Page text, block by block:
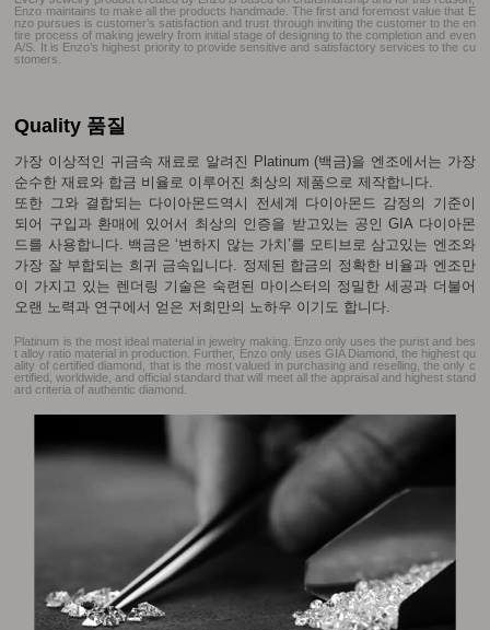
Enzo maintains to make all the products handmade. The first and foremost value that E
nzo pursues is customer’s satisfaction and trust through inviting the customer to the en
tire process of making jewelry from initial stage of designing to the completion and even
A/S. It is Enzo’s highest priority to provide sensitive and satisfactory services to the cu
stomers.
Quality 품질
가장 이상적인 귀금속 재료로 알려진 Platinum (백금)을 엔조에서는 가장
순수한 재료와 합금 비율로 이루어진 최상의 제품으로 제작합니다.
또한 그와 결합되는 다이아몬드역시 전세계 다이아몬드 감정의 기준이
되어 구입과 환매에 있어서 최상의 인증을 받고있는 공인 GIA 다이아몬
드를 사용합니다. 백금은 ‘변하지 않는 가치’를 모티브로 삼고있는 엔조와
가장 잘 부합되는 희귀 금속입니다. 정제된 합금의 정확한 비율과 엔조만
이 가지고 있는 렌더링 기술은 숙련된 마이스터의 정밀한 세공과 더불어
오랜 노력과 연구에서 얻은 저희만의 노하우 이기도 합니다.
Platinum is the most ideal material in jewelry making. Enzo only uses the purist and bes
t alloy ratio material in production. Further, Enzo only uses GIA Diamond, the highest qu
ality of certified diamond, that is the most valued in purchasing and reselling, the only c
ertified, worldwide, and official standard that will meet all the appraisal and highest stand
ard criteria of authentic diamond.